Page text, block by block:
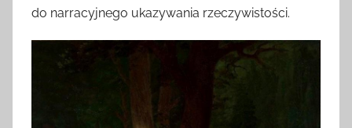
do narracyjnego ukazywania rzeczywistości.